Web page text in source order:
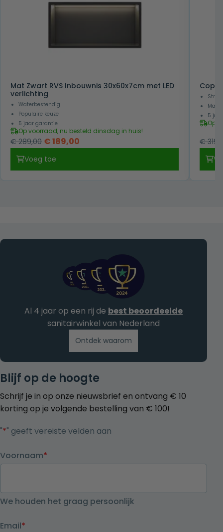
Mat Zwart RVS Inbouwnis 30x60x7cm met LED
verlichting
Waterbestendig
Populaire keuze
5 jaar garantie
Op voorraad, nu besteld dinsdag in huis!
€289,00 Oorspronkelijke
€ 289,00.
€189,00
€ 189,00.
Voeg toe
5
Op
€
Blijf op de hoogte
Schrijf je in op onze nieuwsbrief en ontvang € 10
korting op je volgende bestelling van € 100!
"*" geeft vereiste velden aan
Voornaam*
We houden het graag persoonlijk
Email*
Al 4 jaar op een rij de best beoordeelde
sanitairwinkel van Nederland
Ontdek waarom